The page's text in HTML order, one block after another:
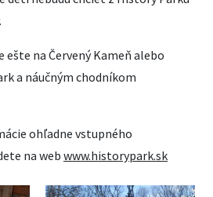
ešte na Červený Kameň alebo
a náučným chodníkom
ohľadne vstupného
na web www.historypark.sk